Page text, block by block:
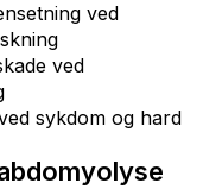
ved
ved
sykdom og hard